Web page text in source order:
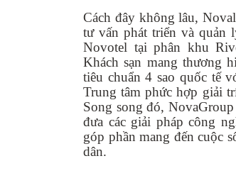
Cách đây không lâu,
tư vấn phát triển và quản
Novotel tại phân khu
Khách sạn mang thương
tiêu chuẩn 4 sao quốc tế
Trung tâm phức hợp giải
Song song đó,
đưa các giải pháp công
góp phần mang đến cuộc
dân.